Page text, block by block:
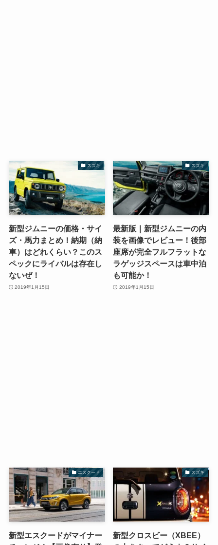
スズキ
新型ジムニーの価格・サイ
ズ・馬力まとめ！納期（納
車）はどれくらい？このス
ペックにライバルは存在し
ないぜ！
2019年1月15日
スズキ
最新版｜新型ジムニーの内
装を画像でレビュー！後部
座席が完全フルフラットな
ラゲッジスペースは車中泊
も可能か！
2019年1月15日
エスクード
新型エスクードがマイナー
スズキ
新型クロスビー（XBEE）